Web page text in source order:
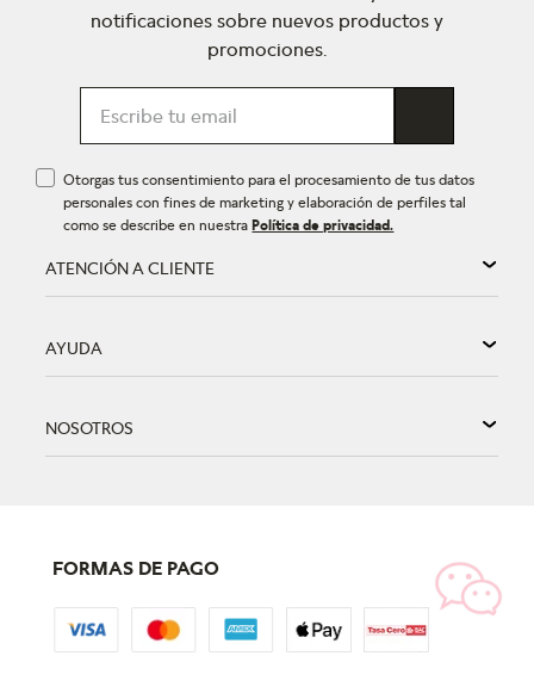
notificaciones sobre nuevos productos y
promociones.
Otorgas tus consentimiento para el procesamiento de tus datos
personales con fines de marketing y elaboración de perfiles tal
como se describe en nuestraPolítica de privacidad.
ATENCIÓN A CLIENTE
AYUDA
NOSOTROS
FORMAS DE PAGO